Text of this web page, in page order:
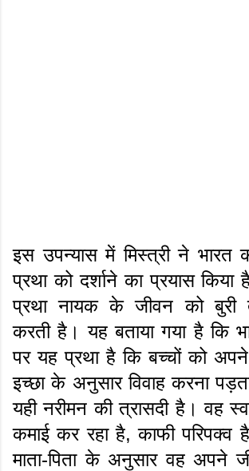
इस उपन्यास में मिस्त्री ने भारत
प्रथा को दर्शाने का प्रयास किया
प्रथा नायक के जीवन को बुरी
करती है। यह बताया गया है कि
पर यह प्रथा है कि बच्चों को अपने
इच्छा के अनुसार विवाह करना
यही नरीमन की त्रासदी है। वह
कमाई कर रहा है, काफी
माता-पिता के अनुसार वह अपने